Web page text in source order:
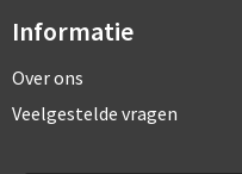
Informatie
Over ons
Veelgestelde vragen